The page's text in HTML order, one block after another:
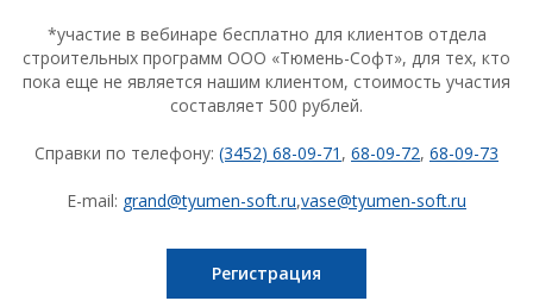
*участие в вебинаре бесплатно для клиентов отдела
строительных программ ООО «Тюмень-Софт», для тех, кто
пока еще не является нашим клиентом, стоимость участия
составляет 500 рублей.
Справки по телефону: (3452) 68-09-71 , 68-09-72, 68-09-73
E-mail: grand@tyumen-soft.ru,vase@tyumen-soft.ru
Регистрация